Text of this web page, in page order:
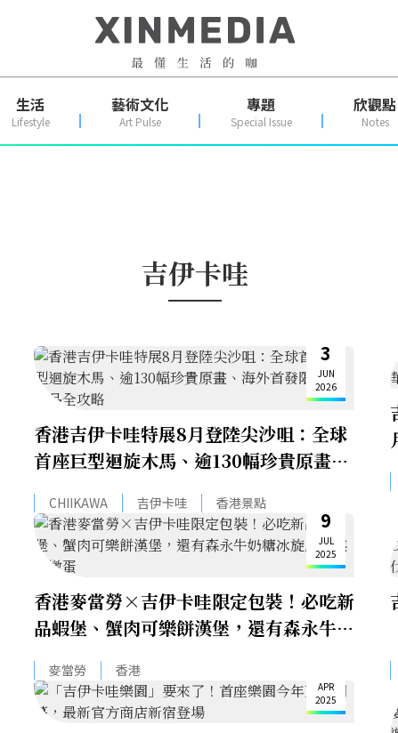
生活
Lifestyle
藝術文化
Art Pulse
專題
Special Issue
欣觀點
Notes
吉伊卡哇
3
JUN
2026
香港吉伊卡哇特展8月登陸尖沙咀：全球
首座巨型迴旋木馬、逾130幅珍貴原畫、
海外首發限定紀念品全攻略
CHIIKAWA 吉伊卡哇 香港景點
9
JUL
2025
香港麥當勞×吉伊卡哇限定包裝！必吃新
品蝦堡、蟹肉可樂餅漢堡，還有森永牛奶
糖冰旋風、焦糖燉蛋
麥當勞 香港
APR
2025